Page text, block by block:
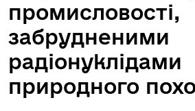
промисловості,
забрудненими
радіонуклідами
природного